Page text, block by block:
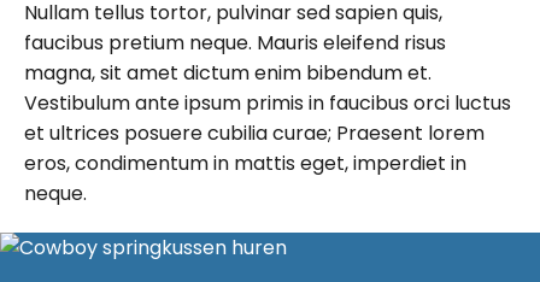
Nullam tellus tortor, pulvinar sed sapien quis,
faucibus pretium neque. Mauris eleifend risus
magna, sit amet dictum enim bibendum et.
Vestibulum ante ipsum primis in faucibus orci luctus
et ultrices posuere cubilia curae; Praesent lorem
eros, condimentum in mattis eget, imperdiet in
neque.